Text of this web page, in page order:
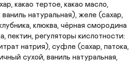
какао тертое, какао масло,
натуральная), желе (сахар,
клюква, чёрная смородина
пектин, регуляторы кислотности:
натрия), суфле (сахар, патока,
сухой, ваниль натуральная,